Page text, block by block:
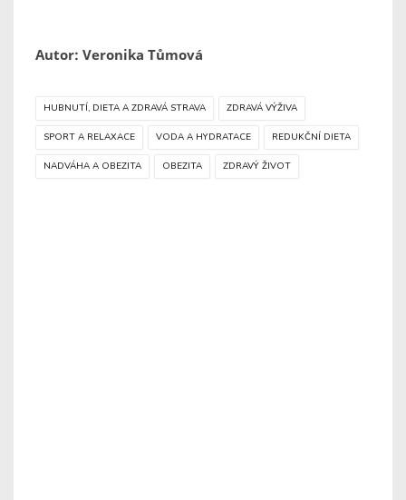
Autor: Veronika Tůmová
HUBNUTÍ, DIETA A ZDRAVÁ STRAVA ZDRAVÁ VÝŽIVA
SPORT A RELAXACE VODA A HYDRATACE REDUKČNÍ DIETA
NADVÁHA A OBEZITA OBEZITA ZDRAVÝ ŽIVOT